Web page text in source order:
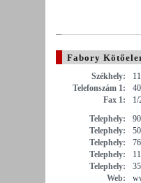
Fabory
Székhely:
Telefonszám 1:
Fax 1:
1/
Telephely:
Telephely:
Telephely:
Telephely:
Telephely:
Web: